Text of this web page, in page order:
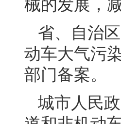
省、自治
动车大气污
部门备案。
城市人民